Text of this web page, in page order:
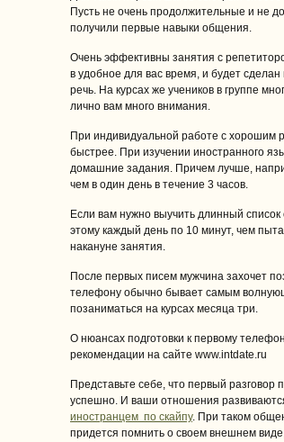
Пусть не очень продолжительные и не
получили первые навыки общения.
Очень эффективны занятия с
в удобное для вас время, и будет
речь. На курсах же учеников в группе
лично вам много внимания.
При индивидуальной работе с хорошим
быстрее. При изучении иностранного
домашние задания. Причем лучше,
чем в один день в течение 3 часов.
Если вам нужно выучить длинный
этому каждый день по 10 минут, чем
накануне занятия.
После первых писем мужчина захочет
телефону обычно бывает самым
позаниматься на курсах месяца три.
О нюансах подготовки к первому
рекомендации на сайте www.intdate.ru
Представьте себе, что первый
успешно. И ваши отношения
иностранцем по скайпу. При таком
придется помнить о своем внешнем